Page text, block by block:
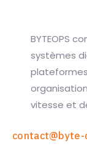
BYTEOPS
systèmes
vitesse et
contact@byte-